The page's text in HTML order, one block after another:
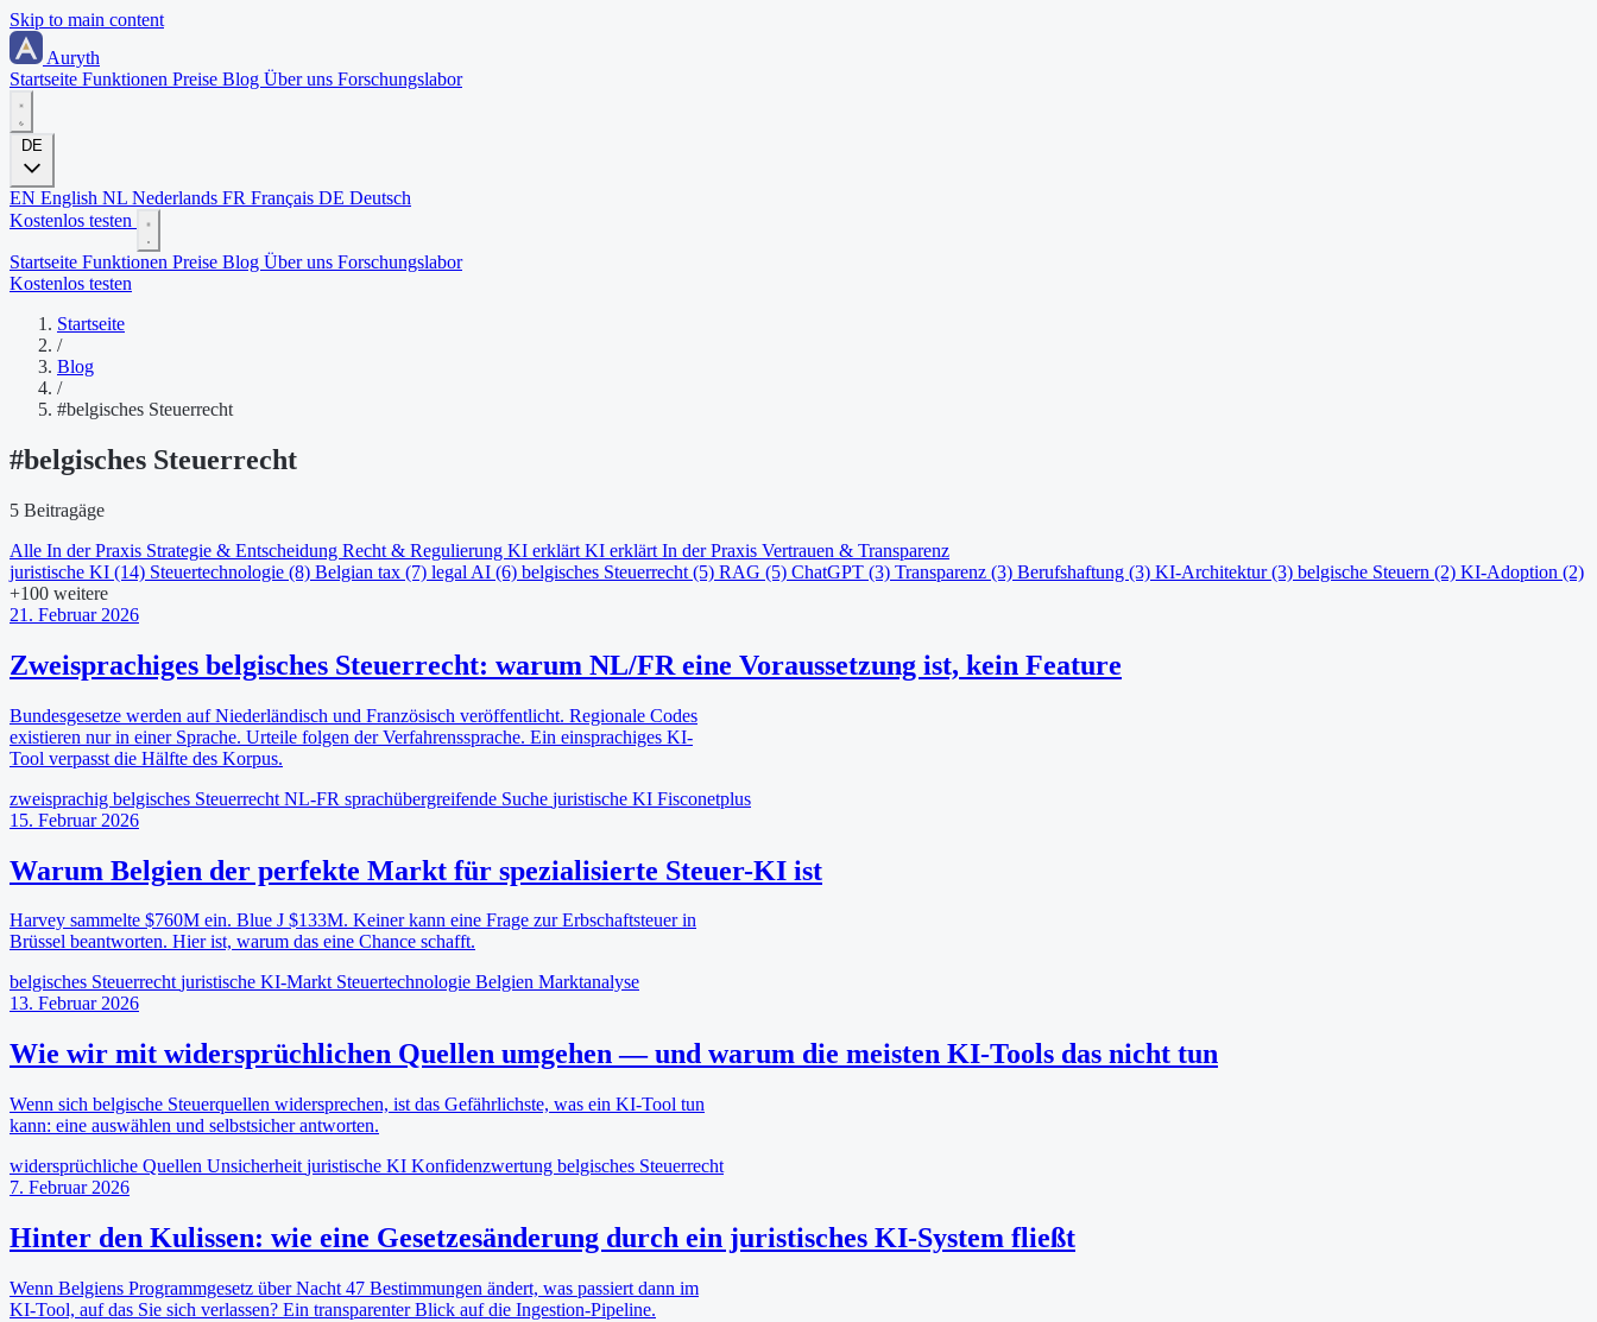
Skip to main content
Auryth
Startseite Funktionen Preise Blog Über uns Forschungslabor
DE
EN English NL Nederlands FR Français DE Deutsch
Kostenlos testen
Startseite Funktionen Preise Blog Über uns Forschungslabor
Kostenlos testen
Startseite
/
Blog
/
#belgisches Steuerrecht
#belgisches Steuerrecht
5 Beitragäge
Alle In der Praxis Strategie & Entscheidung Recht & Regulierung KI erklärt KI erklärt In der Praxis Vertrauen & Transparenz
juristische KI (14) Steuertechnologie (8) Belgian tax (7) legal AI (6) belgisches Steuerrecht (5) RAG (5) ChatGPT (3) Transparenz (3) Berufshaftung (3) KI-Architektur(3) belgische Steuern (2) KI-Adoption (2)
+100 weitere
21. Februar 2026
Zweisprachiges belgisches Steuerrecht: warum NL/FR eine Voraussetzung ist, kein Feature
Bundesgesetze werden auf Niederländisch und Französisch veröffentlicht. Regionale Codes
existieren nur in einer Sprache. Urteile folgen der Verfahrenssprache. Ein einsprachiges KI-
Tool verpasst die Hälfte des Korpus.
zweisprachig belgisches Steuerrecht NL-FR sprachübergreifende Suche juristische KI Fisconetplus
15. Februar 2026
Warum Belgien der perfekte Markt für spezialisierte Steuer-KI ist
Harvey sammelte $760M ein. Blue J $133M. Keiner kann eine Frage zur Erbschaftsteuer in
Brüssel beantworten. Hier ist, warum das eine Chance schafft.
belgisches Steuerrechtjuristische KI-Markt Steuertechnologie Belgien Marktanalyse
13. Februar 2026
Wie wir mit widersprüchlichen Quellen umgehen — und warum die meisten KI-Tools das nicht tun
Wenn sich belgische Steuerquellen widersprechen, ist das Gefährlichste, was ein KI-Tool tun
kann: eine auswählen und selbstsicher antworten.
widersprüchliche Quellen Unsicherheit juristische KI Konfidenzwertung belgisches Steuerrecht
7. Februar 2026
Hinter den Kulissen: wie eine Gesetzesänderung durch ein juristisches KI-System fließt
Wenn Belgiens Programmgesetz über Nacht 47 Bestimmungen ändert, was passiert dann im
KI-Tool, auf das Sie sich verlassen? Ein transparenter Blick auf die Ingestion-Pipeline.